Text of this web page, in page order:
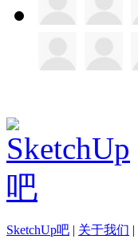
SketchUp吧 | 关于我们 |